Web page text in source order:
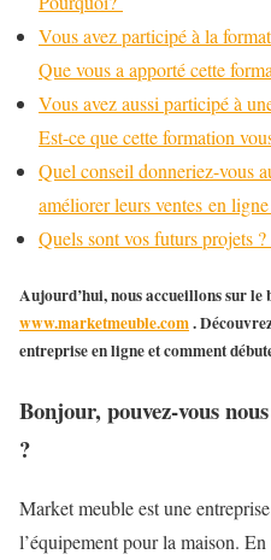
Vous avez participé à la
Que vous a apporté cette
Vous avez aussi participé à
Est-ce que cette formation
Quel conseil donneriez-vous
améliorer leurs ventes en
Quels sont vos futurs projets ?
Aujourd’hui, nous accueillons sur le
www.marketmeuble.com.
entreprise en ligne et comment
Bonjour, pouvez-vous
?
Market meuble est une
l’équipement pour la maison.